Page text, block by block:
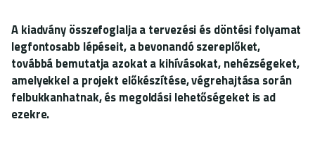
A kiadvány összefoglalja a tervezési és döntési folyamat
legfontosabb lépéseit, a bevonandó szereplőket,
továbbá bemutatja azokat a kihívásokat, nehézségeket,
amelyekkel a projekt előkészítése, végrehajtása során
felbukkanhatnak, és megoldási lehetőségeket is ad
ezekre.